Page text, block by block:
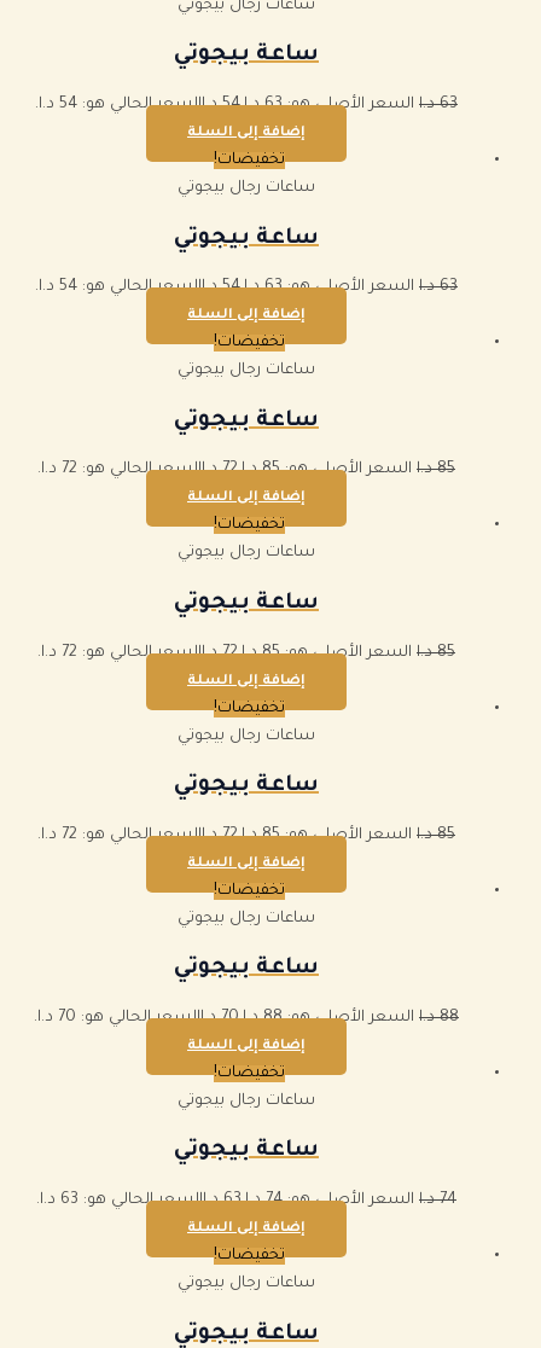
ساعات رجال بيجوتي
ساعة بيجوتي
السعر الأصلي هو: 63 د.ا. 54 د.االسعر الحالي هو: 54 د.ا.
إضافة إلى السلة
تخفيضات!
ساعات رجال بيجوتي
ساعة بيجوتي
السعر الأصلي هو: 63 د.ا. 54 د.االسعر الحالي هو: 54 د.ا.
إضافة إلى السلة
تخفيضات!
ساعات رجال بيجوتي
ساعة بيجوتي
السعر الأصلي هو: 85 د.ا. 72 د.االسعر الحالي هو: 72 د.ا.
إضافة إلى السلة
تخفيضات!
ساعات رجال بيجوتي
ساعة بيجوتي
السعر الأصلي هو: 85 د.ا. 72 د.االسعر الحالي هو: 72 د.ا.
إضافة إلى السلة
تخفيضات!
ساعات رجال بيجوتي
ساعة بيجوتي
السعر الأصلي هو: 85 د.ا. 72 د.االسعر الحالي هو: 72 د.ا.
إضافة إلى السلة
تخفيضات!
ساعات رجال بيجوتي
ساعة بيجوتي
السعر الأصلي هو: 88 د.ا. 70 د.االسعر الحالي هو: 70 د.ا.
إضافة إلى السلة
تخفيضات!
ساعات رجال بيجوتي
ساعة بيجوتي
السعر الأصلي هو: 74 د.ا. 63 د.االسعر الحالي هو: 63 د.ا.
إضافة إلى السلة
تخفيضات!
ساعات رجال بيجوتي
ساعة بيجوتي